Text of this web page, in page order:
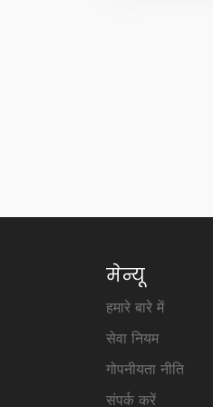
मेन्यू
हमारे बारे में
सेवा नियम
गोपनीयता नीति
संपर्क करें